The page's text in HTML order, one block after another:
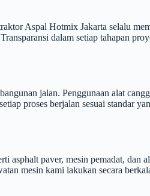
Aspal Hotmix Jakarta selalu
dalam setiap tahapan
jalan. Penggunaan alat
proses berjalan sesuai standar
asphalt paver, mesin pemadat,
mesin kami lakukan secara